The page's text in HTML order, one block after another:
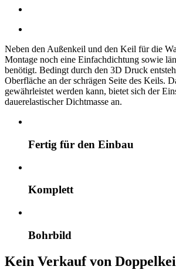
Neben den Außenkeil und den Keil für die
Montage noch eine Einfachdichtung sowie
benötigt. Bedingt durch den 3D Druck
Oberfläche an der schrägen Seite des Keils.
gewährleistet werden kann, bietet sich der
dauerelastischer Dichtmasse an.
Fertig für den Einbau
Komplett
Bohrbild
Kein Verkauf von